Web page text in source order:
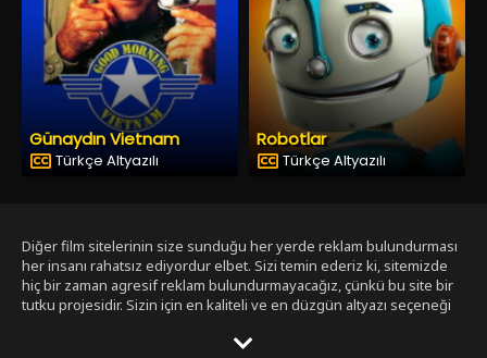
Günaydın Vietnam
Türkçe Altyazılı
Robotlar
Türkçe Altyazılı
Diğer film sitelerinin size sunduğu her yerde reklam bulundurması
her insanı rahatsız ediyordur elbet. Sizi temin ederiz ki, sitemizde
hiç bir zaman agresif reklam bulundurmayacağız, çünkü bu site bir
tutku projesidir. Sizin için en kaliteli ve en düzgün altyazı seçeneği